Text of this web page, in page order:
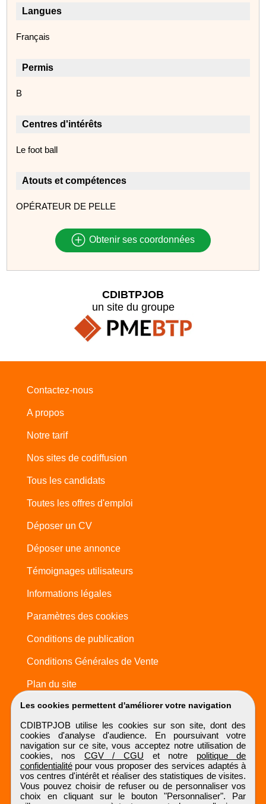
Langues
Français
Permis
B
Centres d'intérêts
Le foot ball
Atouts et compétences
OPÉRATEUR DE PELLE
Obtenir ses coordonnées
Les cookies permettent d'améliorer votre navigation
CDIBTPJOB utilise les cookies sur son site, dont des
cookies d'analyse d'audience. En poursuivant votre
navigation sur ce site, vous acceptez notre utilisation de
cookies, nos CGV / CGU et notre politique de
confidentialitépour vous proposer des services adaptés à
vos centres d'intérêt et réaliser des statistiques de visites.
Vous pouvez choisir de refuser ou de personnaliser vos
choix en cliquant sur le bouton "Personnaliser". Par
CDIBTPJOB
un site du groupe
Contactez-nous
A propos
Notre tarif
Nos sites de codiffusion
Tous les candidats
Toutes les offres d'emploi
Déposer un CV
Déposer une annonce
Témoignages utilisateurs
Informations légales
Paramètres des cookies
Conditions de publication
Conditions Générales de Vente
Plan du site